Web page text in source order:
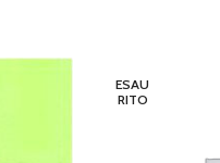
ESAU
RITO